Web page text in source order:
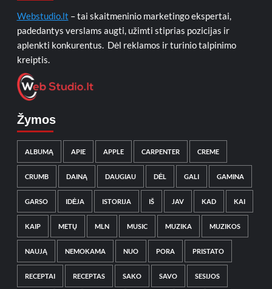
Webstudio.lt – tai skaitmeninio marketingo ekspertai,
padedantys verslams augti, užimti stiprias pozicijas ir
aplenkti konkurentus. Dėl reklamos ir turinio talpinimo
kreiptis.
Žymos
ALBUMĄ APIE APPLE CARPENTER CREME
CRUMB DAINĄ DAUGIAU DĖL GALI GAMINA
GARSO IDĖJA ISTORIJA IŠ JAV KAD KAI
KAIP METŲ MLN MUSIC MUZIKA MUZIKOS
NAUJĄ NEMOKAMA NUO PORA PRISTATO
RECEPTAI RECEPTAS SAKO SAVO SESIJOS